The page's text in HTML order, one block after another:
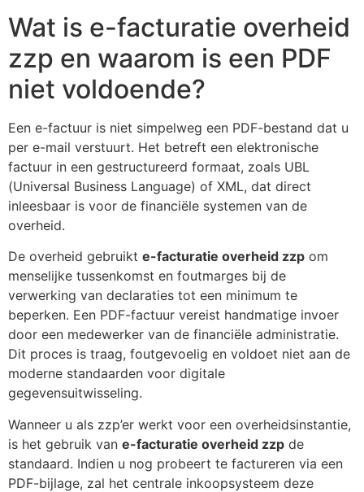
Wat is e-facturatie overheid
zzp en waarom is een PDF
niet voldoende?
Een e-factuur is niet simpelweg een PDF-bestand dat u
per e-mail verstuurt. Het betreft een elektronische
factuur in een gestructureerd formaat, zoals UBL
(Universal Business Language) of XML, dat direct
inleesbaar is voor de financiële systemen van de
overheid.
De overheid gebruikt e-facturatie overheid zzp om
menselijke tussenkomst en foutmarges bij de
verwerking van declaraties tot een minimum te
beperken. Een PDF-factuur vereist handmatige invoer
door een medewerker van de financiële administratie.
Dit proces is traag, foutgevoelig en voldoet niet aan de
moderne standaarden voor digitale
gegevensuitwisseling.
Wanneer u als zzp’er werkt voor een overheidsinstantie,
is het gebruik van e-facturatie overheid zzp de
standaard. Indien u nog probeert te factureren via een
PDF-bijlage, zal het centrale inkoopsysteem deze